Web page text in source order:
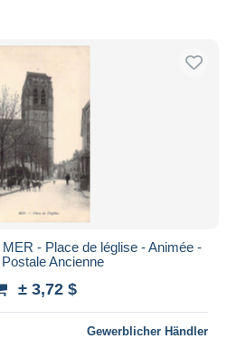
- Place de léglise - Animée -
Ancienne
± 3,72 $
Gewerblicher Händler